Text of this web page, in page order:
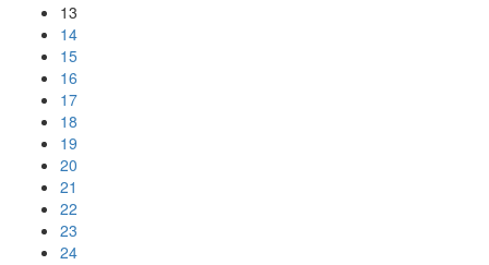
13
14
15
16
17
18
19
20
21
22
23
24